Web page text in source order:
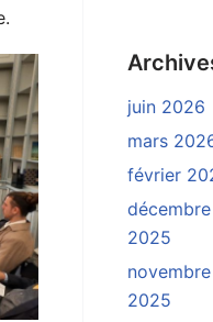
juin 2026
mars
février
décembre
2025
novembre
2025